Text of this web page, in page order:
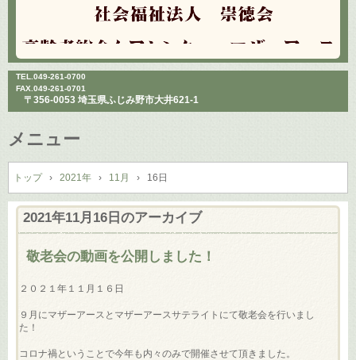
TEL. 049-261-0700
FAX.049-261-0701
〒356-0053 埼玉県ふじみ野市大井621-1
メニュー
コ
ン
テ
ン
トップ › 2021年 › 11月 › 16日
2021年11月16日 のアーカイブ
敬老会の動画を公開しました！
２０２１年１１月１６日
９月にマザーアースとマザーアースサテライトにて敬老会を行いまし
た！
コロナ禍ということで今年も内々のみで開催させて頂きました。